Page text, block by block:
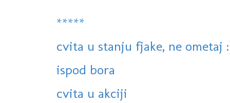
*****
cvita u stanju fjake, ne ometaj
ispod bora
cvita u akciji